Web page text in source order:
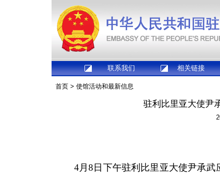
联系我们 相关链接
首页 > 使馆活动和最新信息
驻利比里亚大使尹
4月8日下午驻利比里亚大使尹承